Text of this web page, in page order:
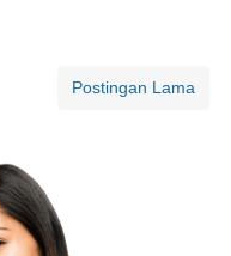
Postingan Lama